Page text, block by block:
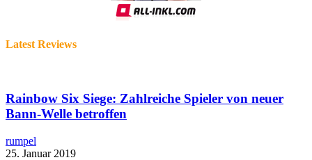
Latest Reviews
Rainbow Six Siege: Zahlreiche Spieler von neuer
Bann-Welle betroffen
rumpel
25. Januar 2019